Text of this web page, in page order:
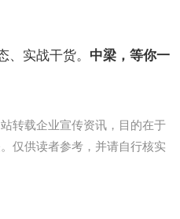
、实战干货。 中梁，等你一
转载企业宣传资讯，目的在于
仅供读者参考，并请自行核实